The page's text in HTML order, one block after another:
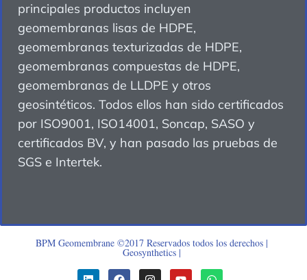
principales productos incluyen
geomembranas lisas de HDPE,
geomembranas texturizadas de HDPE,
geomembranas compuestas de HDPE,
geomembranas de LLDPE y otros
geosintéticos. Todos ellos han sido certificados
por ISO9001, ISO14001, Soncap, SASO y
certificados BV, y han pasado las pruebas de
SGS e Intertek.
BPM Geomembrane ©2017 Reservados todos los derechos |
Geosynthetics |